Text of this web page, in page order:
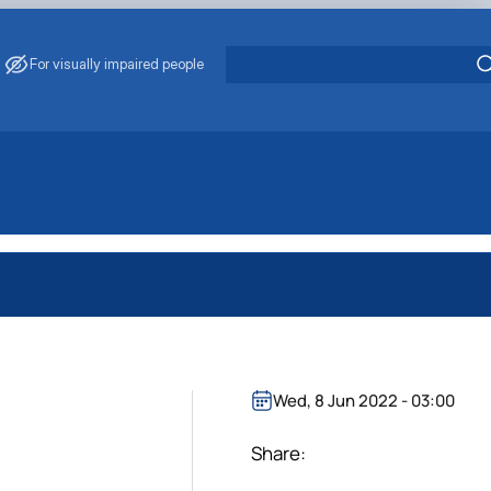
For visually impaired people
навчання в агра…
забруднення води та…
кредитних дорадників
Wed, 8 Jun 2022 - 03:00
Share: